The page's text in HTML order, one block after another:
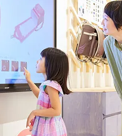
表現されています。
押しのコントラス
を生みだし、奥行
くるっロッ
けで自動でくるっと
ッチロックと、
置を左右に調節でき
合体したオリジナ
号】
３つの特典を